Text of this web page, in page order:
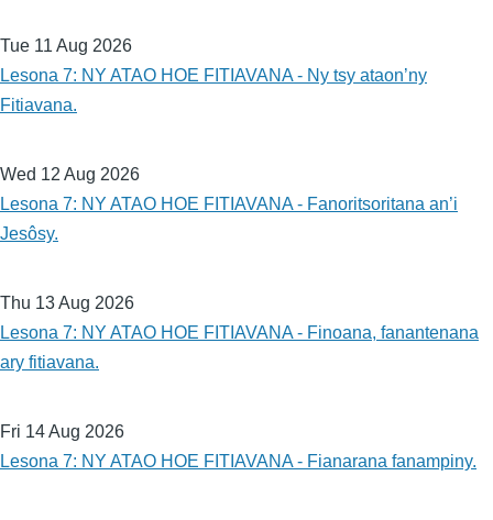
Tue 11 Aug 2026
Lesona 7: NY ATAO HOE FITIAVANA - Ny tsy ataon’ny
Fitiavana.
Wed 12 Aug 2026
Lesona 7: NY ATAO HOE FITIAVANA - Fanoritsoritana an’i
Jesôsy.
Thu 13 Aug 2026
Lesona 7: NY ATAO HOE FITIAVANA - Finoana, fanantenana
ary fitiavana.
Fri 14 Aug 2026
Lesona 7: NY ATAO HOE FITIAVANA - Fianarana fanampiny.